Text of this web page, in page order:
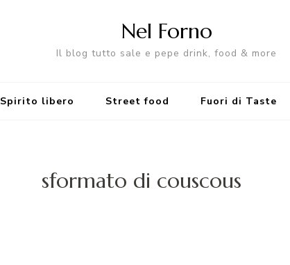
Nel Forno
Il blog tutto sale e pepe drink, food & more
Spirito libero Street food Fuori di Taste
sformato di couscous